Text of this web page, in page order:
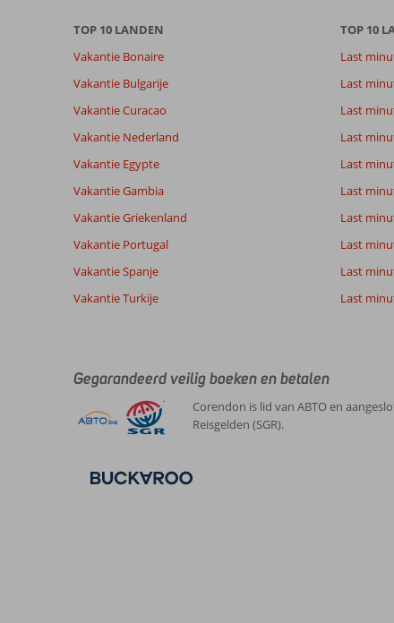
beoordelingen.
TOP 10 LANDEN
Vakantie Bonaire
Vakantie Bulgarije
Vakantie Curacao
Vakantie Nederland
Vakantie Egypte
Vakantie Gambia
Vakantie Griekenland
Vakantie Portugal
Vakantie Spanje
Vakantie Turkije
TOP 10
Last
Last
Last
Last
Last
Last
Last
Last
Last
Last
Gegarandeerd veilig boeken en betalen
Corendon is lid van ABTO en
Reisgelden (SGR).